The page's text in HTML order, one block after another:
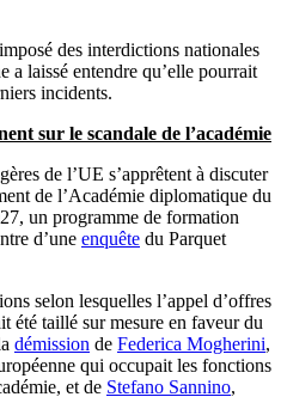
des interdictions nationales
a laissé entendre qu’elle pourrait
incidents.
sur le scandale de l’académie
de l’UE s’apprêtent à discuter
de l’Académie diplomatique du
un programme de formation
d’une enquête du Parquet
selon lesquelles l’appel d’offres
été taillé sur mesure en faveur du
démission de Federica Mogherini,
qui occupait les fonctions
et de Stefano Sannino,